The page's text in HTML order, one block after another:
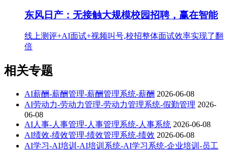
东风日产：无接触大规模校园招聘，赢在智能
线上测评+AI面试+视频叫号,校招整体面试效率实现了翻
倍
相关专题
AI薪酬-薪酬管理-薪酬管理系统-薪酬 2026-06-08
AI劳动力-劳动力管理-劳动力管理系统-假勤管理 2026-
06-08
AI人事-人事管理-人事管理系统-人事系统 2026-06-08
AI绩效-绩效管理-绩效管理系统-绩效 2026-06-08
AI学习-AI培训-AI培训系统-AI学习系统-企业培训-员工